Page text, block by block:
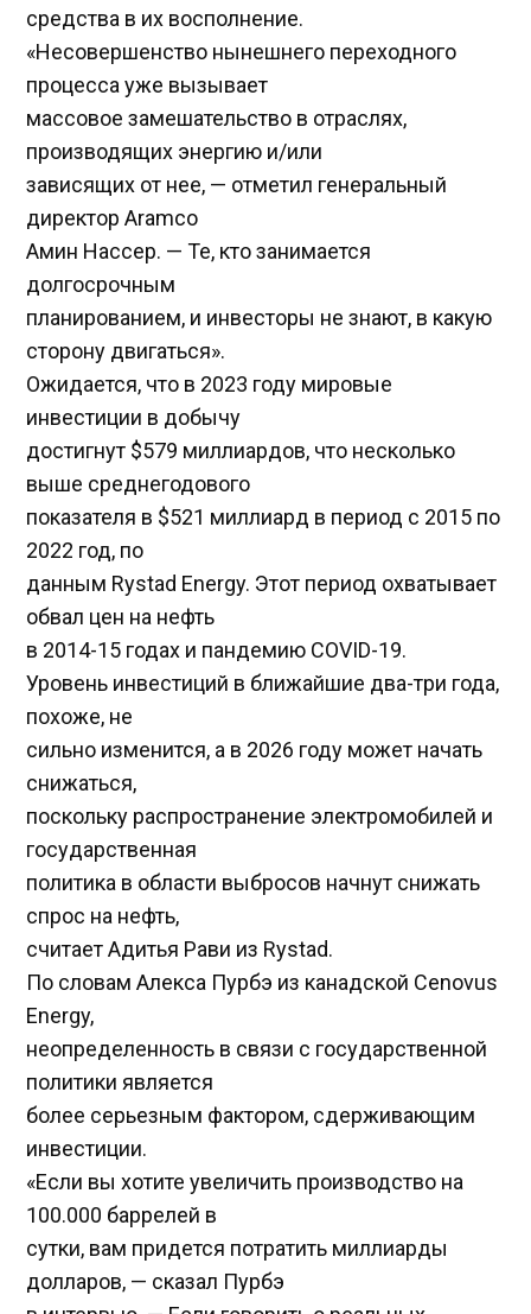
средства в их восполнение.
«Несовершенство нынешнего переходного
процесса уже вызывает
массовое замешательство в отраслях,
производящих энергию и/или
зависящих от нее, — отметил генеральный
директор Aramco
Амин Нассер. — Те, кто занимается
долгосрочным
планированием, и инвесторы не знают, в какую
сторону двигаться».
Ожидается, что в 2023 году мировые
инвестиции в добычу
достигнут $579 миллиардов, что несколько
выше среднегодового
показателя в $521 миллиард в период с 2015 по
2022 год, по
данным Rystad Energy. Этот период охватывает
обвал цен на нефть
в 2014-15 годах и пандемию COVID-19.
Уровень инвестиций в ближайшие два-три года,
похоже, не
сильно изменится, а в 2026 году может начать
снижаться,
поскольку распространение электромобилей и
государственная
политика в области выбросов начнут снижать
спрос на нефть,
считает Адитья Рави из Rystad.
По словам Алекса Пурбэ из канадской Cenovus
Energy,
неопределенность в связи с государственной
политики является
более серьезным фактором, сдерживающим
инвестиции.
«Если вы хотите увеличить производство на
100.000 баррелей в
сутки, вам придется потратить миллиарды
долларов, — сказал Пурбэ